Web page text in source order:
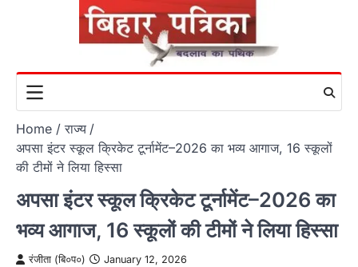
Home
राज्य
अपसा इंटर स्कूल क्रिकेट टूर्नामेंट–2026 का भव्य आगाज, 16 स्कूलों
की टीमों ने लिया हिस्सा
अपसा इंटर स्कूल क्रिकेट टूर्नामेंट–2026 का
भव्य आगाज, 16 स्कूलों की टीमों ने लिया हिस्सा
रंजीता (बि०प०) January 12, 2026